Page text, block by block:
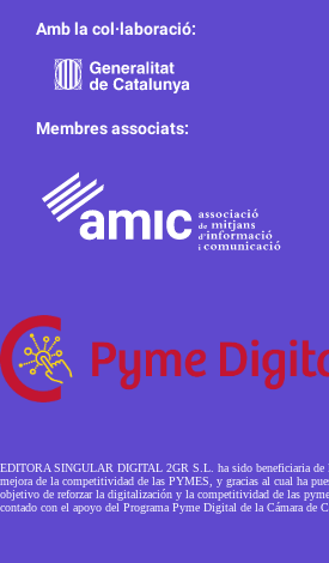
Amb la col·laboració:
Membres associats:
EDITORA SINGULAR DIGITAL 2GR S.L. ha sido beneficiaria de
mejora de la competitividad de las PYMES, y gracias al cual ha
objetivo de reforzar la digitalización y la competitividad de las
contado con el apoyo del Programa Pyme Digital de la Cámara de